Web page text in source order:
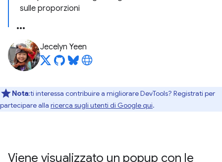
sulle proporzioni
Jecelyn Yeen
Nota:ti interessa contribuire a migliorare DevTools? Registrati per
partecipare alla ricerca sugli utenti di Google qui.
Viene visualizzato un popup con le